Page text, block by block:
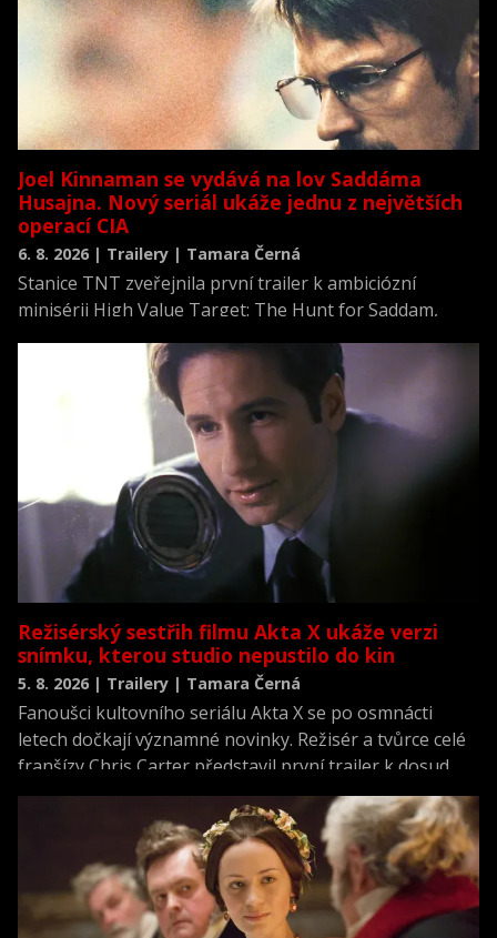
Joel Kinnaman se vydává na lov Saddáma
Husajna. Nový seriál ukáže jednu z největších
operací CIA
6. 8. 2026 | Trailery | Tamara Černá
Stanice TNT zveřejnila první trailer k ambiciózní
minisérii High Value Target: The Hunt for Saddam,
novodobých dějin.
Režisérský sestřih filmu Akta X ukáže verzi
snímku, kterou studio nepustilo do kin
5. 8. 2026 | Trailery | Tamara Černá
Fanoušci kultovního seriálu Akta X se po osmnácti
letech dočkají významné novinky. Režisér a tvůrce celé
franšízy Chris Carter představil první trailer k dosud
neviděné režisérské verzi filmu Akta X: Chci uvěřit.